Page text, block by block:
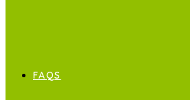
FAQS